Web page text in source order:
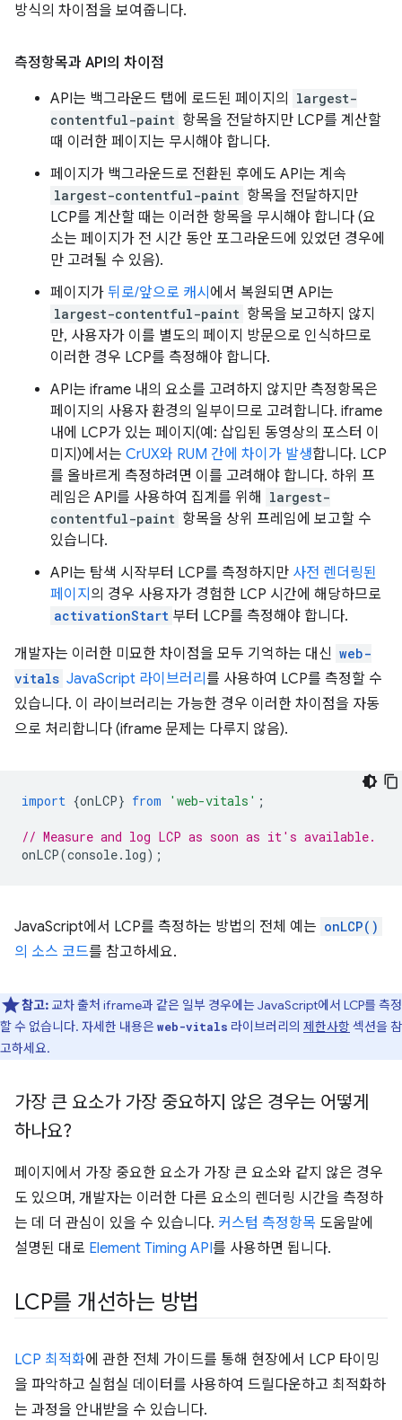
방식의 차이점을 보여줍니다.
측정항목과 API의 차이점
API는 백그라운드 탭에 로드된 페이지의
largest-
contentful-paint 항목을 전달하지만 LCP를 계산할
때 이러한 페이지는 무시해야 합니다.
페이지가 백그라운드로 전환된 후에도 API는 계속
largest-contentful-paint 항목을 전달하지만
LCP를 계산할 때는 이러한 항목을 무시해야 합니다 (요
소는 페이지가 전 시간 동안 포그라운드에 있었던 경우에
만 고려될 수 있음).
페이지가 뒤로/앞으로 캐시 에서 복원되면 API는
largest-contentful-paint 항목을 보고하지 않지
만, 사용자가 이를 별도의 페이지 방문으로 인식하므로
이러한 경우 LCP를 측정해야 합니다.
API는 iframe 내의 요소를 고려하지 않지만 측정항목은
페이지의 사용자 환경의 일부이므로 고려합니다. iframe
내에 LCP가 있는 페이지(예: 삽입된 동영상의 포스터 이
미지)에서는 CrUX와 RUM 간에 차이가 발생합니다. LCP
를 올바르게 측정하려면 이를 고려해야 합니다. 하위 프
레임은 API를 사용하여 집계를 위해
largest-
contentful-paint 항목을 상위 프레임에 보고할 수
있습니다.
API는 탐색 시작부터 LCP를 측정하지만 사전 렌더링된
페이지 의 경우 사용자가 경험한 LCP 시간에 해당하므로
activationStart 부터 LCP를 측정해야 합니다.
개발자는 이러한 미묘한 차이점을 모두 기억하는 대신 web-
vitals JavaScript 라이브러리 를 사용하여 LCP를 측정할 수
있습니다. 이 라이브러리는 가능한 경우 이러한 차이점을 자동
으로 처리합니다 (iframe 문제는 다루지 않음).
import {onLCP} from 'web-vitals' ;
// Measure and log LCP as soon as it's available.
onLCP(console. log);
JavaScript에서 LCP를 측정하는 방법의 전체 예는 onLCP()
의 소스 코드를 참고하세요.
참고: 교차 출처 iframe과 같은 일부 경우에는 JavaScript에서 LCP를 측정
할 수 없습니다. 자세한 내용은web-vitals 라이브러리의 제한사항 섹션을 참
고하세요.
가장 큰 요소가 가장 중요하지 않은 경우는 어떻게
하나요?
페이지에서 가장 중요한 요소가 가장 큰 요소와 같지 않은 경우
도 있으며, 개발자는 이러한 다른 요소의 렌더링 시간을 측정하
는 데 더 관심이 있을 수 있습니다. 커스텀 측정항목 도움말에
설명된 대로 Element Timing API를 사용하면 됩니다.
LCP를 개선하는 방법
LCP 최적화에 관한 전체 가이드를 통해 현장에서 LCP 타이밍
을 파악하고 실험실 데이터를 사용하여 드릴다운하고 최적화하
는 과정을 안내받을 수 있습니다.